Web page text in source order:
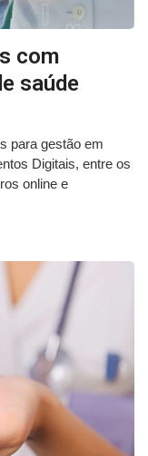
com
saúde
para gestão em
Digitais, entre os
online e